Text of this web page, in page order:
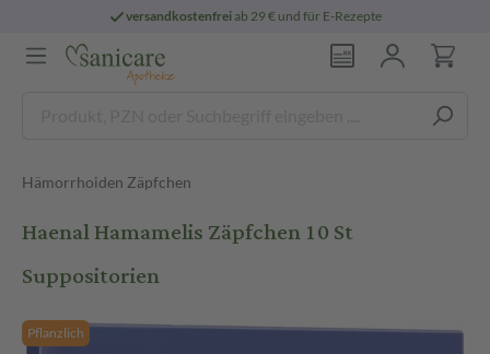
versandkostenfreiab 29 € und für E-Rezepte
Hämorrhoiden Zäpfchen
Haenal Hamamelis Zäpfchen 10 St
Suppositorien
Pflanzlich